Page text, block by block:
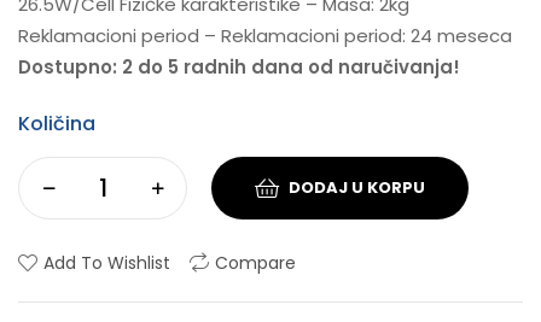
Reklamacioni period – Reklamacioni period: 24 meseca
Dostupno: 2 do 5 radnih dana od naručivanja!
Količina
DODAJ U KORPU
Add To Wishlist Compare